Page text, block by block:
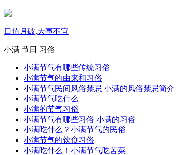
日值月破,大事不宜
小满 节日 习俗
小满节气有哪些传统习俗
小满节气的由来和习俗
小满节气民间风俗禁忌 小满的风俗禁忌简介
小满节气吃什么
小满的节气习俗
小满节气有哪些习俗 小满的习俗
小满吃什么？小满节气的民俗
小满节气的饮食习俗
小满吃什么！小满节气吃苦菜